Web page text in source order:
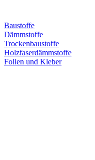
Baustoffe
Dämmstoffe
Trockenbaustoffe
Holzfaserdämmstoffe
Folien und Kleber